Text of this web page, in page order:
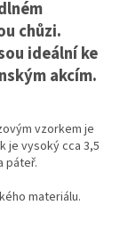
chůzi.
ideální ke
akcím.
vzorkem je
je vysoký cca 3,5
páteř.
materiálu.